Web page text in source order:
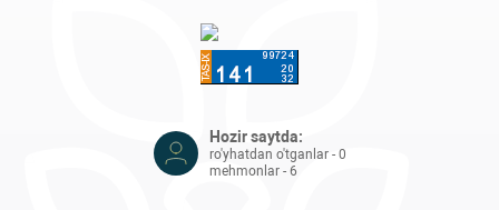
Hozir saytda:
ro'yhatdan o'tganlar - 0
mehmonlar - 6